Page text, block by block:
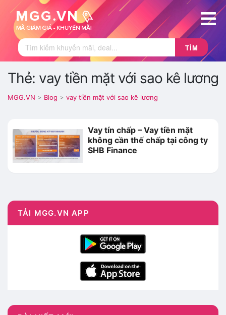
TÌM
Thẻ: vay tiền mặt với sao kê lương
MGG.VN > Blog > vay tiền mặt với sao kê lương
Vay tín chấp – Vay tiền mặt
không cần thế chấp tại công ty
SHB Finance
TẢI MGG.VN APP